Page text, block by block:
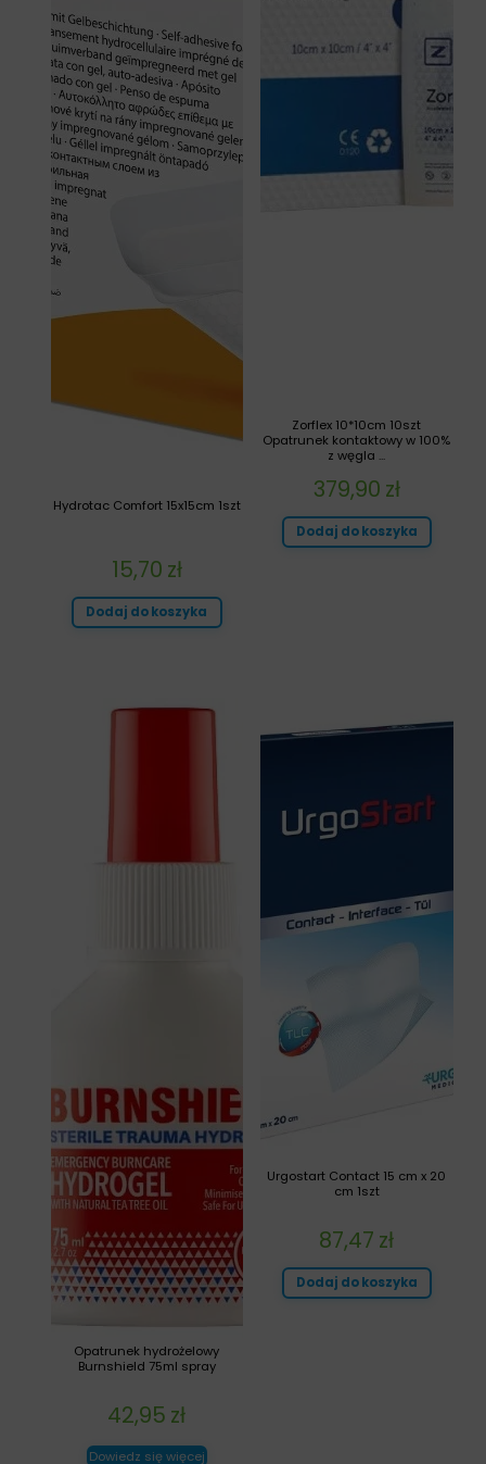
Zorflex 10*10cm 10szt
Opatrunek kontaktowy w 100%
z węgla ...
379,90 zł
Dodaj do koszyka
Hydrotac Comfort 15x15cm 1szt
15,70 zł
Dodaj do koszyka
Urgostart Contact 15 cm x 20
cm 1szt
87,47 zł
Dodaj do koszyka
Opatrunek hydrożelowy
Burnshield 75ml spray
42,95 zł
Dowiedz się więcej